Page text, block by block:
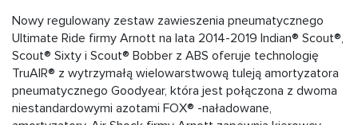
Nowy regulowany zestaw zawieszenia pneumatycznego
Ultimate Ride firmy Arnott na lata 2014-2019 Indian® Scout®,
Scout® Sixty i Scout® Bobber z ABS oferuje technologię
TruAIR® z wytrzymałą wielowarstwową tuleją amortyzatora
pneumatycznego Goodyear, która jest połączona z dwoma
niestandardowymi azotami FOX® -naładowane,